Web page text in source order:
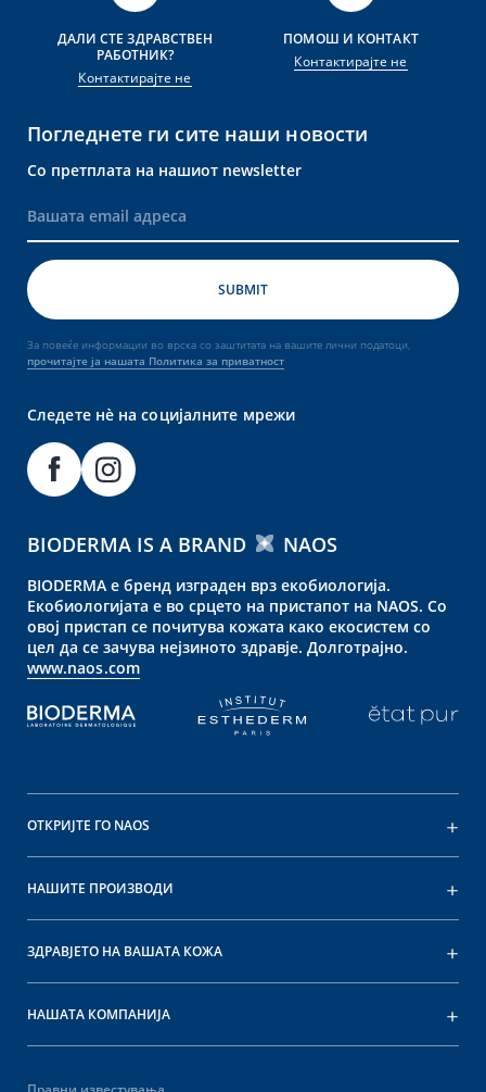
ДАЛИ СТЕ ЗДРАВСТВЕН
РАБОТНИК?
Контактирајте не
ПОМОШ И КОНТАКТ
Контактирајте не
Погледнете ги сите наши новости
Со претплата на нашиот newsletter
За повеќе информации во врска со заштитата на вашите лични податоци,
прочитајте ја нашата Политика за приватност
Следете нè на социјалните мрежи
BIODERMA IS A BRAND NAOS
BIODERMA е бренд изграден врз екобиологија.
Екобиологијата е во срцето на пристапот на NAOS. Со
овој пристап се почитува кожата како екосистем со
цел да се зачува нејзиното здравје. Долготрајно.
www.naos.com
ОТКРИЈТЕ ГО NAOS
НАШИТЕ ПРОИЗВОДИ
ЗДРАВЈЕТО НА ВАШАТА КОЖА
НАШАТА КОМПАНИЈА